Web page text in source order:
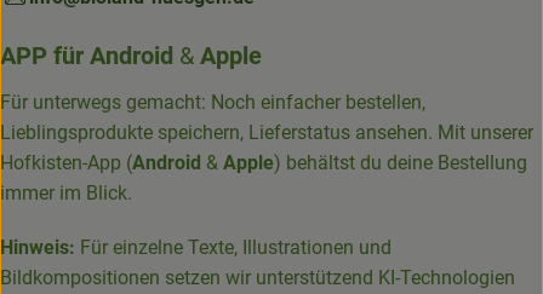
APP für Android & Apple
Für unterwegs gemacht: Noch einfacher bestellen,
Lieblingsprodukte speichern, Lieferstatus ansehen. Mit unserer
Hofkisten-App (Android & Apple) behältst du deine Bestellung
immer im Blick.
Hinweis: Für einzelne Texte, Illustrationen und
Bildkompositionen setzen wir unterstützend KI-Technologien